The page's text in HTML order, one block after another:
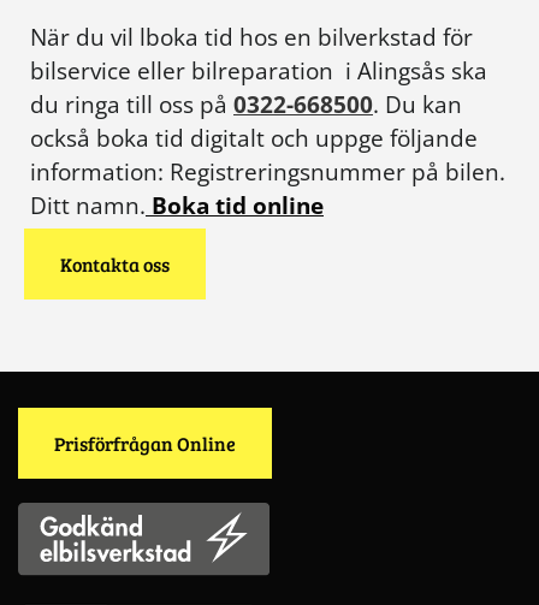
När du vil lboka tid hos en bilverkstad för
bilservice eller bilreparation i Alingsås ska
du ringa till oss på 0322-668500. Du kan
också boka tid digitalt och uppge följande
information: Registreringsnummer på bilen.
Ditt namn. Boka tid online
Kontakta oss
Prisförfrågan Online